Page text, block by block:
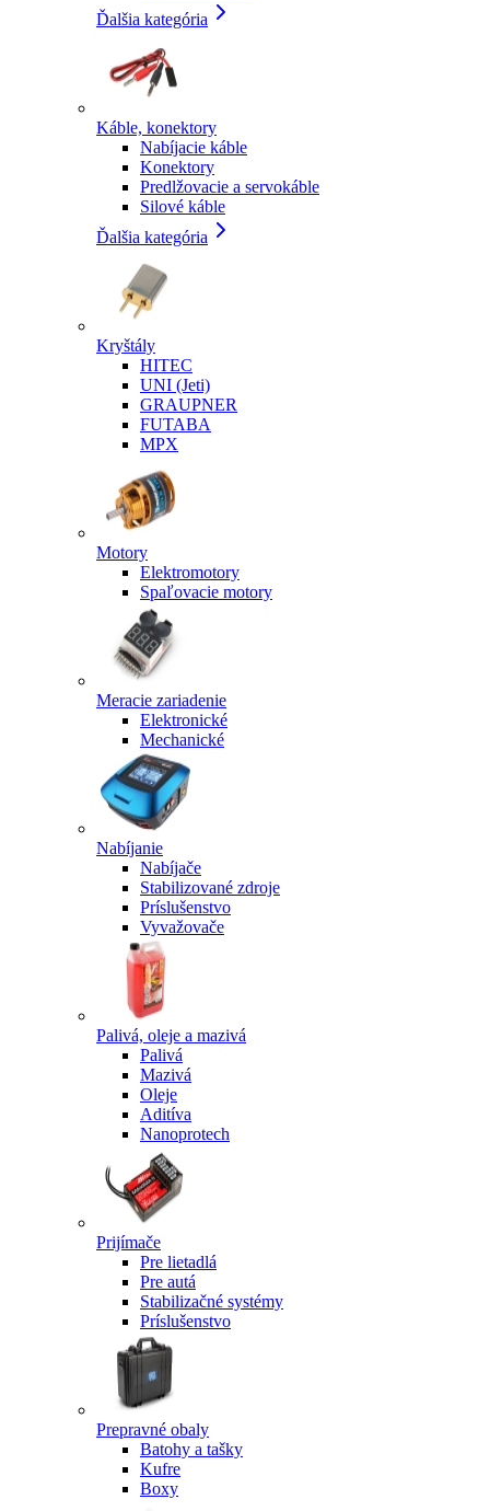
Ďalšia kategória
Káble, konektory
Nabíjacie káble
Konektory
Predlžovacie a servokáble
Silové káble
Ďalšia kategória
Kryštály
HITEC
UNI (Jeti)
GRAUPNER
FUTABA
MPX
Motory
Elektromotory
Spaľovacie motory
Meracie zariadenie
Elektronické
Mechanické
Nabíjanie
Nabíjače
Stabilizované zdroje
Príslušenstvo
Vyvažovače
Palivá, oleje a mazivá
Palivá
Mazivá
Oleje
Aditíva
Nanoprotech
Prijímače
Pre lietadlá
Pre autá
Stabilizačné systémy
Príslušenstvo
Prepravné obaly
Batohy a tašky
Kufre
Boxy